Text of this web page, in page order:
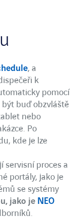
, a
k
pomocí
buď obzvláště
nebo
Po
kde je lze
servisní proces a
portály, jako je
se systémy
jako je NEO